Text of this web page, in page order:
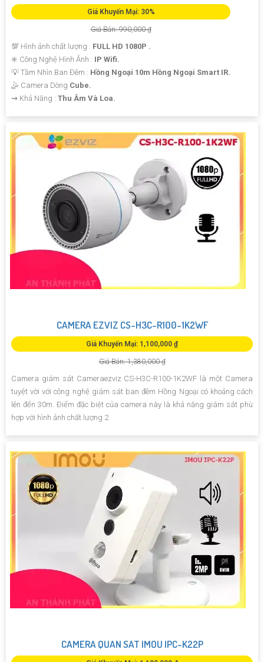
Giá Khuyến Mại: 30%
Giá Bán: 990,000 ₫
💯 Hình ảnh chất lượng : FULL HD 1080P .
✳️ Công Nghệ Hình Ảnh : IP Wifi.
💡 Tầm Nhìn Ban Đêm : Hồng Ngoại 10m Hồng Ngoại Smart IR.
🤹 Camera Dòng Cube.
️⇝ Khả Năng : Thu Âm Và Loa.
CAMERA EZVIZ CS-H3C-R100-1K2WF
Giá Khuyến Mại: 1,100,000 ₫
Giá Bán: 1,380,000 ₫
Camera giám sát Cameraezviz CS-H3C-R100-1K2WF là một Camera
tuyệt vời với công nghệ giám sát ban đêm Hồng Ngoại có khoảng cách
lên đến 30m. Điểm đặc biệt của camera này là khả năng giám sát phù
hợp với hình ảnh chất lượng 2
CAMERA QUAN SAT IMOU IPC-K22P